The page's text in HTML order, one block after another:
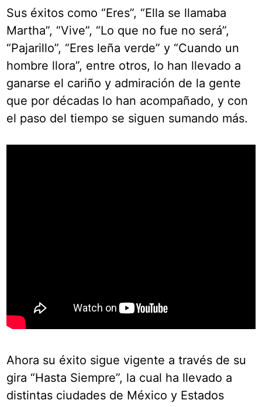
Sus éxitos como “Eres”, “Ella se llamaba
Martha”, “Vive”, “Lo que no fue no será”,
“Pajarillo”, “Eres leña verde” y “Cuando un
hombre llora”, entre otros, lo han llevado a
ganarse el cariño y admiración de la gente
que por décadas lo han acompañado, y con
el paso del tiempo se siguen sumando más.
Ahora su éxito sigue vigente a través de su
gira “Hasta Siempre”, la cual ha llevado a
distintas ciudades de México y Estados